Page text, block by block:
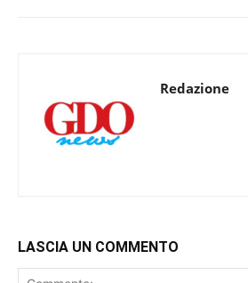
Redazione
LASCIA UN COMMENTO